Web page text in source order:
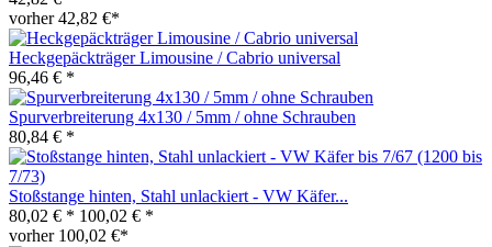
vorher 42,82 €*
Heckgepäckträger Limousine / Cabrio universal
96,46 € *
Spurverbreiterung 4x130 / 5mm / ohne Schrauben
80,84 € *
Stoßstange hinten, Stahl unlackiert - VW Käfer...
80,02 € * 100,02 € *
vorher 100,02 €*